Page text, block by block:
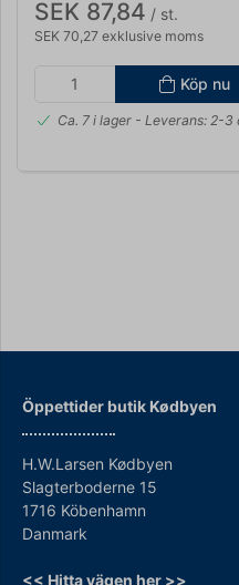
SEK 87,84 / st.
SEK 70,27 exklusive moms
Köp nu
Ca. 7 i lager - Leverans: 2-3
Öppettider butik Kødbyen
H.W.Larsen Kødbyen
Slagterboderne 15
1716 Köbenhamn
Danmark
<< Hitta vägen her >>